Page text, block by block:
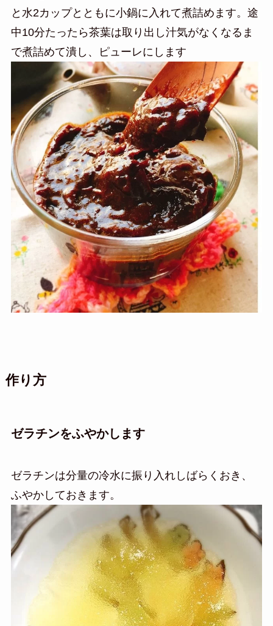
と水2カップとともに小鍋に入れて煮詰めます。途
中10分たったら茶葉は取り出し汁気がなくなるま
で煮詰めて潰し、ピューレにします
作り方
ゼラチンをふやかします
ゼラチンは分量の冷水に振り入れしばらくおき、
ふやかしておきます。